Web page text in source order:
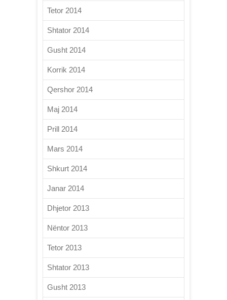
Tetor 2014
Shtator 2014
Gusht 2014
Korrik 2014
Qershor 2014
Maj 2014
Prill 2014
Mars 2014
Shkurt 2014
Janar 2014
Dhjetor 2013
Nëntor 2013
Tetor 2013
Shtator 2013
Gusht 2013